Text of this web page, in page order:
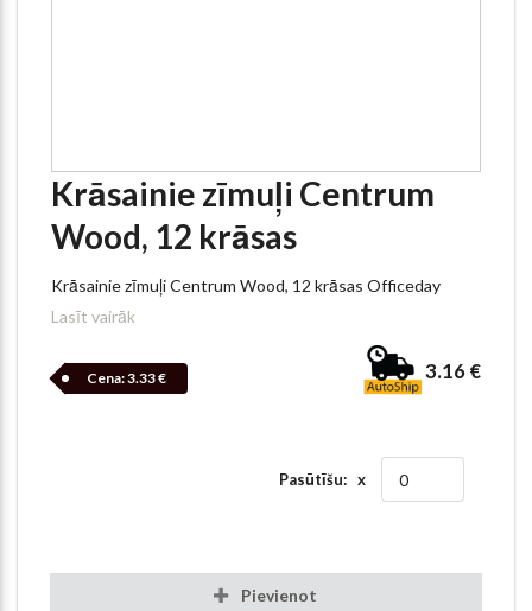
Krāsainie zīmuļi Centrum
Wood, 12 krāsas
Krāsainie zīmuļi Centrum Wood, 12 krāsas Officeday
Lasīt vairāk
Cena:3.33 € 3.16 €
Pasūtīšu: x
Pievienot